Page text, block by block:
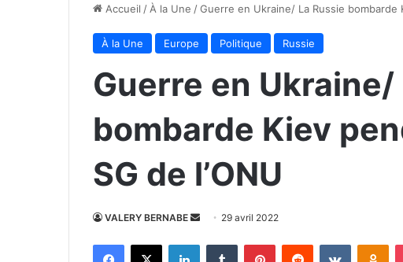
Accueil / À la Une /Guerre en Ukraine/ La Russie bombarde
À la Une Europe Politique Russie
Guerre en Ukraine/
bombarde Kiev
SG de l’ONU
VALERY BERNABE
Envoyer
courriel
29 avril 2022
Facebook
X LinkedinTumblr PinterestReddit VKontakte